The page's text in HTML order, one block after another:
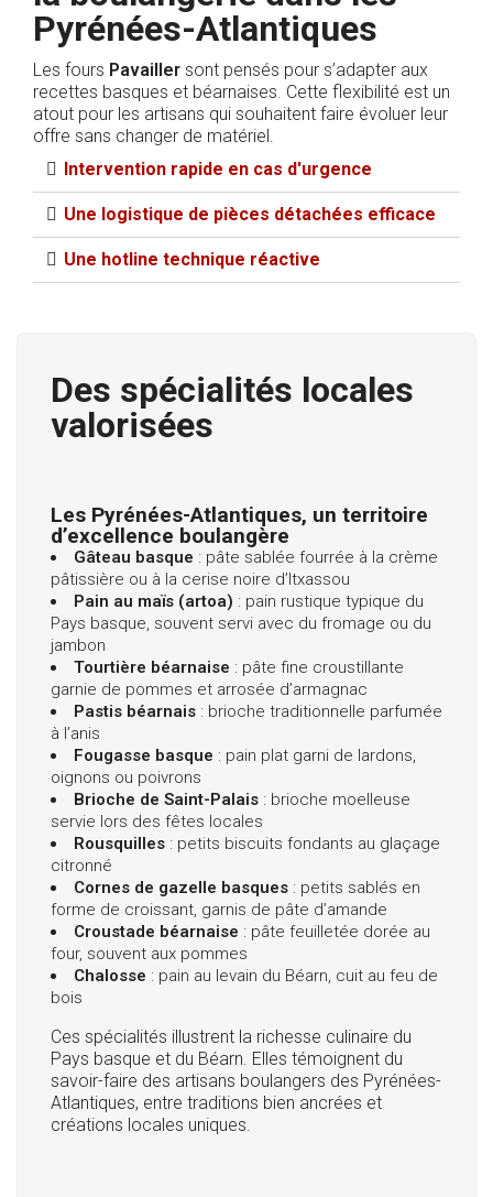
Pyrénées-Atlantiques
Les fours Pavailler sont pensés pour s’adapter aux
recettes basques et béarnaises. Cette flexibilité est un
atout pour les artisans qui souhaitent faire évoluer leur
offre sans changer de matériel.
Intervention rapide en cas d'urgence​
Une logistique de pièces détachées efficace​
Une hotline technique réactive
Des spécialités locales
valorisées
Les Pyrénées-Atlantiques, un territoire
d’excellence boulangère
Gâteau basque : pâte sablée fourrée à la crème
pâtissière ou à la cerise noire d’Itxassou
Pain au maïs (artoa) : pain rustique typique du
Pays basque, souvent servi avec du fromage ou du
jambon
Tourtière béarnaise : pâte fine croustillante
garnie de pommes et arrosée d’armagnac
Pastis béarnais : brioche traditionnelle parfumée
à l’anis
Fougasse basque : pain plat garni de lardons,
oignons ou poivrons
Brioche de Saint-Palais : brioche moelleuse
servie lors des fêtes locales
Rousquilles : petits biscuits fondants au glaçage
citronné
Cornes de gazelle basques : petits sablés en
forme de croissant, garnis de pâte d’amande
Croustade béarnaise : pâte feuilletée dorée au
four, souvent aux pommes
Chalosse : pain au levain du Béarn, cuit au feu de
bois
Ces spécialités illustrent la richesse culinaire du
Pays basque et du Béarn. Elles témoignent du
savoir-faire des artisans boulangers des Pyrénées-
Atlantiques, entre traditions bien ancrées et
créations locales uniques.